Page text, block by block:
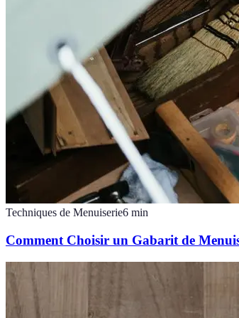
Techniques de Menuiserie6 min
Comment Choisir un Gabarit de